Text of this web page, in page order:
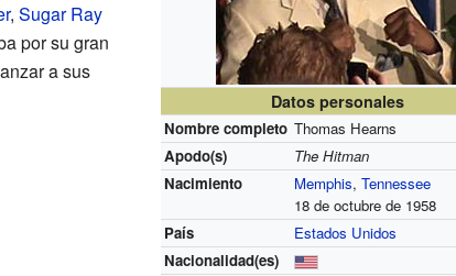
Datos personales
Nombre completo Thomas Hearns
Apodo(s)
The Hitman
Nacimiento
Memphis,Tennessee
18 de octubre de 1958
País
Estados Unidos
Nacionalidad(es)
, Sugar Ray
por su gran
a sus